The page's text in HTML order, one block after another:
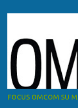
i
FOCUS OMCOM SU